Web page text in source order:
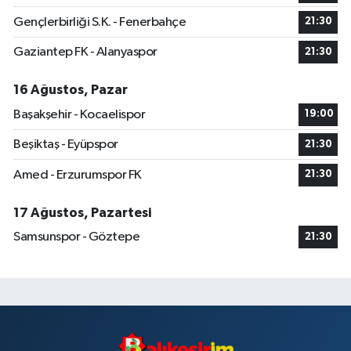
Gençlerbirliği S.K. - Fenerbahçe 21:30
Gaziantep FK - Alanyaspor 21:30
16 Ağustos, Pazar
Başakşehir - Kocaelispor
19:00
Beşiktaş - Eyüpspor 21:30
Amed - Erzurumspor FK 21:30
17 Ağustos, Pazartesi
Samsunspor - Göztepe
21:30